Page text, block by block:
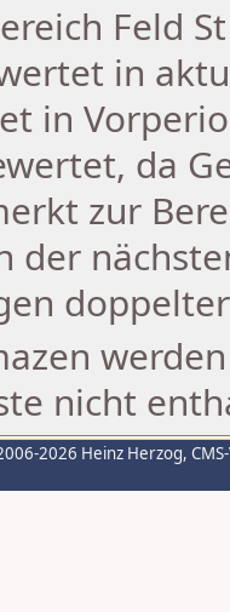
Feld
in
in
da
zur
der
nicht
2026 Heinz Herzog,